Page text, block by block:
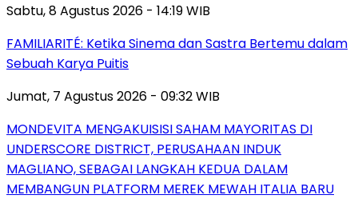
Sabtu, 8 Agustus 2026 - 14:19 WIB
FAMILIARITÉ: Ketika Sinema dan Sastra Bertemu dalam
Sebuah Karya Puitis
Jumat, 7 Agustus 2026 - 09:32 WIB
MONDEVITA MENGAKUISISI SAHAM MAYORITAS DI
UNDERSCORE DISTRICT, PERUSAHAAN INDUK
MAGLIANO, SEBAGAI LANGKAH KEDUA DALAM
MEMBANGUN PLATFORM MEREK MEWAH ITALIA BARU